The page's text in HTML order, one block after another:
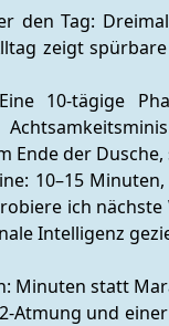
den Tag:
zeigt
10-tägige
Ende der
10–15
ich
Intelligenz
Minuten statt
Atmung und